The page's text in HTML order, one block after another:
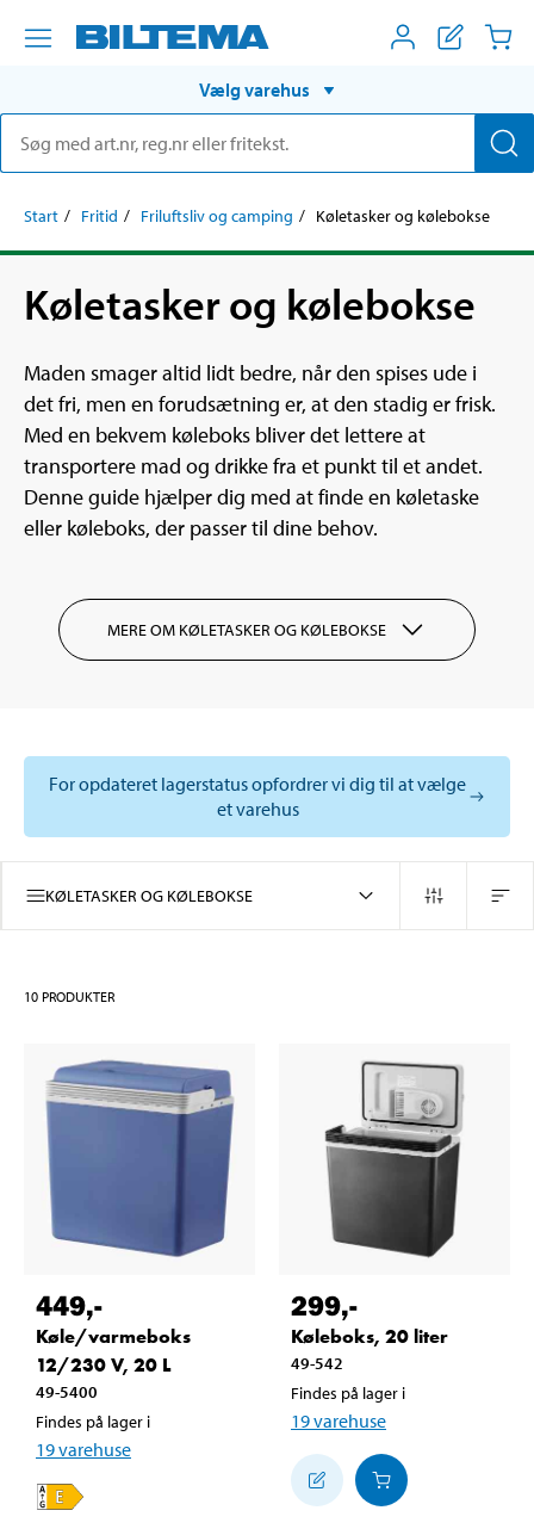
Vælg varehus
Start Fritid Friluftsliv og camping Køletasker og kølebokse
Køletasker og kølebokse
Maden smager altid lidt bedre, når den spises ude i
det fri, men en forudsætning er, at den stadig er frisk.
Med en bekvem køleboks bliver det lettere at
transportere mad og drikke fra et punkt til et andet.
Denne guide hjælper dig med at finde en køletaske
eller køleboks, der passer til dine behov.
MERE OM KØLETASKER OG KØLEBOKSE
For opdateret lagerstatus opfordrer vi dig til at vælge
et varehus
KØLETASKER OG KØLEBOKSE
10 PRODUKTER
449,-
Køle/varmeboks
12/230 V, 20 L
49-5400
Findes på lager i
19varehuse
299,-
Køleboks, 20 liter
49-542
Findes på lager i
19varehuse